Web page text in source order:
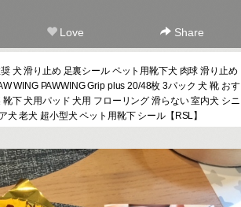
Love Share
犬 滑り止め 足裏シール ペット用靴下犬 肉球 滑り止め
WING PAWWING Grip plus 20/48枚 3パック 犬 靴 おす
靴下 犬用パッド 犬用 フローリング 滑らない 室内犬 シニ
ア犬 老犬 超小型犬 ペット用靴下 シール【RSL】